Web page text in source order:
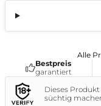
Alle
Bestpreis
garantiert
Dieses
süchtig